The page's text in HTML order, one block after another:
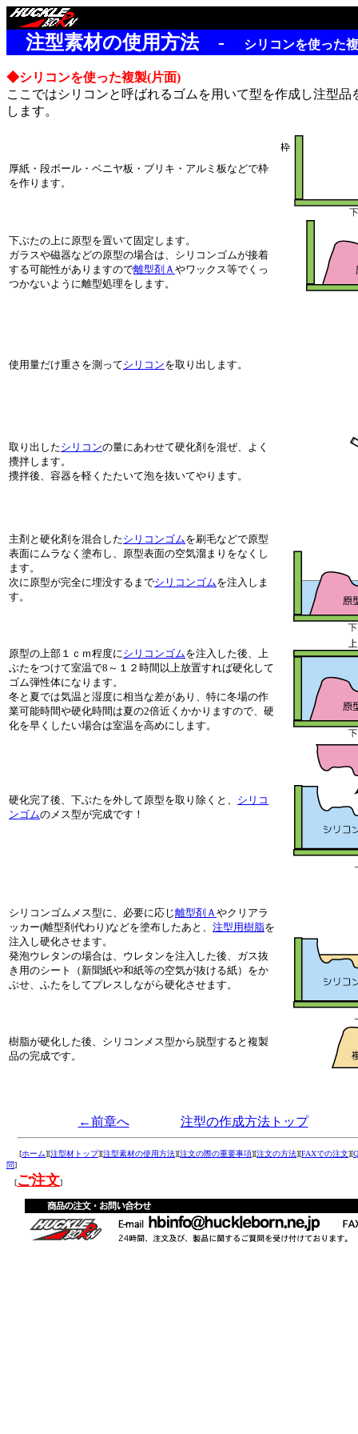
注型素材の使用方法 - シリコンを使った
◆シリコンを使った複製(片面)
ここではシリコンと呼ばれるゴムを用いて型を作成し注型品
します。
厚紙・段ボール・ベニヤ板・ブリキ・アルミ板などで枠
を作ります。
下ぶたの上に原型を置いて固定します。
ガラスや磁器などの原型の場合は、シリコンゴムが接着
する可能性がありますので離型剤Ａ やワックス等でくっ
つかないように離型処理をします。
使用量だけ重さを測ってシリコンを取り出します。
取り出したシリコンの量にあわせて硬化剤を混ぜ、よく
攪拌します。
攪拌後、容器を軽くたたいて泡を抜いてやります。
主剤と硬化剤を混合したシリコンゴムを刷毛などで原型
表面にムラなく塗布し、原型表面の空気溜まりをなくし
ます。
次に原型が完全に埋没するまでシリコンゴムを注入しま
す。
原型の上部１ｃｍ程度にシリコンゴムを注入した後、上
ぶたをつけて室温で8～１２時間以上放置すれば硬化して
ゴム弾性体になります。
冬と夏では気温と湿度に相当な差があり、特に冬場の作
業可能時間や硬化時間は夏の2倍近くかかりますので、硬
化を早くしたい場合は室温を高めにします。
硬化完了後、下ぶたを外して原型を取り除くと、 シリコ
ンゴムのメス型が完成です！
シリコンゴムメス型に、必要に応じ離型剤Ａ やクリアラ
ッカー(離型剤代わり)などを塗布したあと、 注型用樹脂を
注入し硬化させます。
発泡ウレタンの場合は、ウレタンを注入した後、ガス抜
き用のシート（新聞紙や和紙等の空気が抜ける紙）をか
ぶせ、ふたをしてプレスしながら硬化させます。
樹脂が硬化した後、シリコンメス型から脱型すると複製
品の完成です。
←前章へ 注型の作成方法トップ
[ホーム][注型材トップ][注型素材の使用方法][注文の際の重要事項][注文の方法][FAXでの注文][
問]
[ご注文]